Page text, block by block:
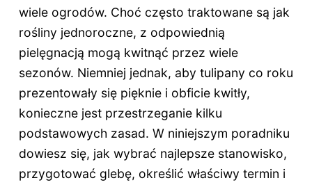
wiele ogrodów. Choć często traktowane są jak
rośliny jednoroczne, z odpowiednią
pielęgnacją mogą kwitnąć przez wiele
sezonów. Niemniej jednak, aby tulipany co roku
prezentowały się pięknie i obficie kwitły,
konieczne jest przestrzeganie kilku
podstawowych zasad. W niniejszym poradniku
dowiesz się, jak wybrać najlepsze stanowisko,
przygotować glebę, określić właściwy termin i